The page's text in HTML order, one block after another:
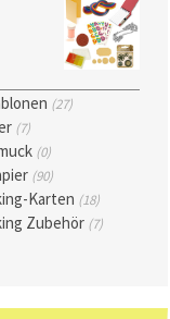
(27)
(7)
(0)
(90)
Karten (18)
Zubehör (7)